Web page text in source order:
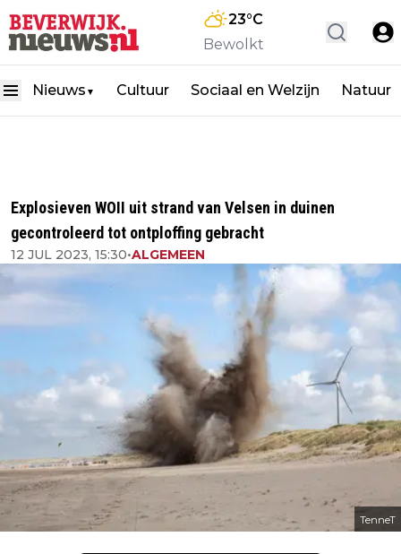
23°C
Bewolkt
Nieuws ▼ Cultuur Sociaal en Welzijn Natuur
Explosieven WOII uit strand van Velsen in duinen
gecontroleerd tot ontploffing gebracht
12 JUL 2023, 15:30•ALGEMEEN
TenneT